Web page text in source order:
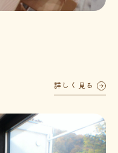
詳しく見る